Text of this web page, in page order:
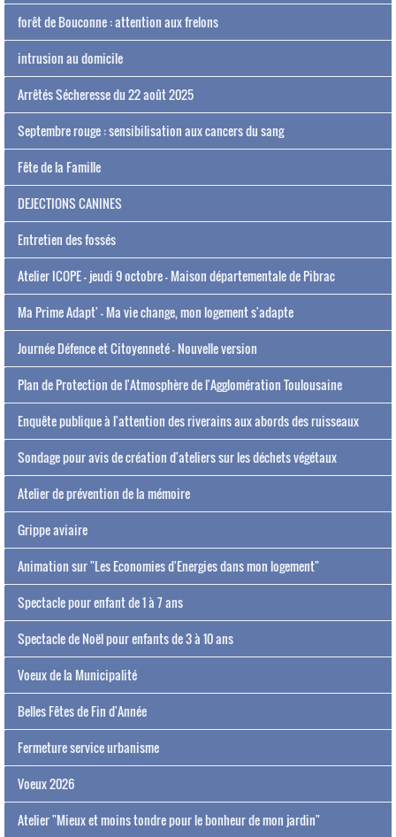
forêt de Bouconne : attention aux frelons
intrusion au domicile
Arrêtés Sécheresse du 22 août 2025
Septembre rouge : sensibilisation aux cancers du sang
Fête de la Famille
DEJECTIONS CANINES
Entretien des fossés
Atelier ICOPE - jeudi 9 octobre - Maison départementale de Pibrac
Ma Prime Adapt' - Ma vie change, mon logement s'adapte
Journée Défence et Citoyenneté - Nouvelle version
Plan de Protection de l'Atmosphère de l'Agglomération Toulousaine
Enquête publique à l'attention des riverains aux abords des ruisseaux
Sondage pour avis de création d'ateliers sur les déchets végétaux
Atelier de prévention de la mémoire
Grippe aviaire
Animation sur "Les Economies d'Energies dans mon logement"
Spectacle pour enfant de 1 à 7 ans
Spectacle de Noël pour enfants de 3 à 10 ans
Voeux de la Municipalité
Belles Fêtes de Fin d'Année
Fermeture service urbanisme
Voeux 2026
Atelier "Mieux et moins tondre pour le bonheur de mon jardin"